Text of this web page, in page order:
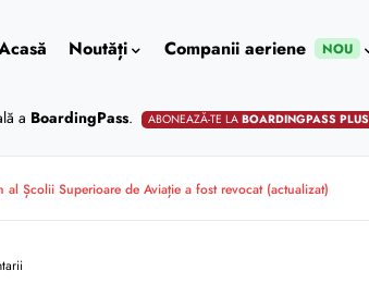
Noutăți Companii aeriene NOU
a BoardingPass. ABONEAZĂ-TE LABOARDINGPASS PLUS
al Școlii Superioare de Aviație a fost revocat (actualizat)